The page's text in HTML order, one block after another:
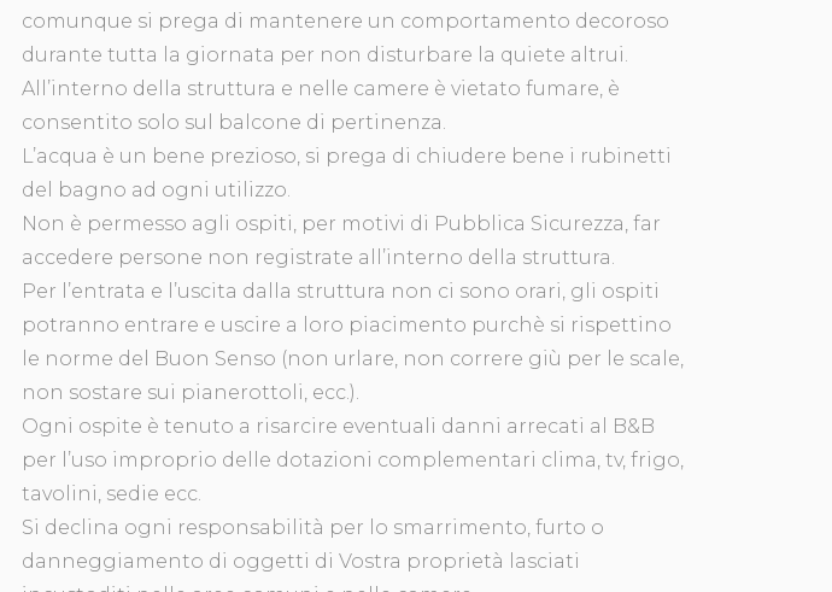
comunque si prega di mantenere un comportamento decoroso
durante tutta la giornata per non disturbare la quiete altrui.
All’interno della struttura e nelle camere è vietato fumare, è
consentito solo sul balcone di pertinenza.
L’acqua è un bene prezioso, si prega di chiudere bene i rubinetti
del bagno ad ogni utilizzo.
Non è permesso agli ospiti, per motivi di Pubblica Sicurezza, far
accedere persone non registrate all’interno della struttura.
Per l’entrata e l’uscita dalla struttura non ci sono orari, gli ospiti
potranno entrare e uscire a loro piacimento purchè si rispettino
le norme del Buon Senso (non urlare, non correre giù per le scale,
non sostare sui pianerottoli, ecc.).
Ogni ospite è tenuto a risarcire eventuali danni arrecati al B&B
per l’uso improprio delle dotazioni complementari clima, tv, frigo,
tavolini, sedie ecc.
Si declina ogni responsabilità per lo smarrimento, furto o
danneggiamento di oggetti di Vostra proprietà lasciati